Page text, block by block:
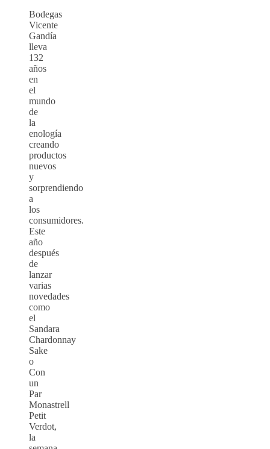
Bodegas
Vicente
Gandía
lleva
132
años
en
el
mundo
de
la
enología
creando
productos
nuevos
y
sorprendiendo
a
los
consumidores.
Este
año
después
de
lanzar
varias
novedades
como
el
Sandara
Chardonnay
Sake
o
Con
un
Par
Monastrell
Petit
Verdot,
la